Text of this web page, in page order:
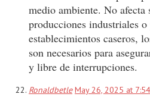
medio ambiente. No afecta
producciones industriales o
establecimientos caseros,
son necesarios para
y libre de interrupciones.
Ronaldbetle May 26, 2025 at